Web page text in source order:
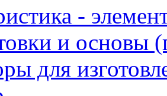
-
и основы
для